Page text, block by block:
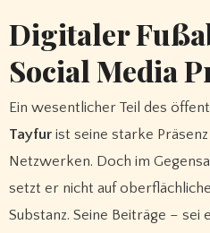
Digitaler
Social Media
Ein wesentlicher Teil des
Tayfurist seine starke Präsenz
Netzwerken. Doch im
setzt er nicht auf
Substanz. Seine Beiträge – sei